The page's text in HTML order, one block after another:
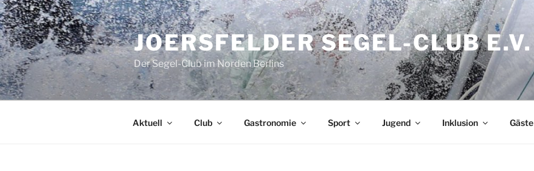
Zum
Inhalt
springen
JOERSFELDER SEGEL-CLUB E.V.
Der Segel-Club im Norden Berlins
Aktuell Club Gastronomie Sport Jugend Inklusion Gäste